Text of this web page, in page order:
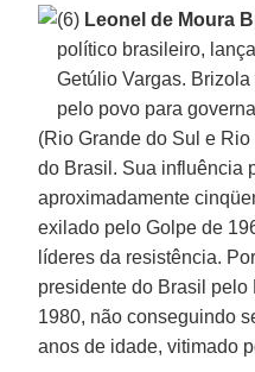
(6) Leonel de Moura
político brasileiro,
Getúlio Vargas.
pelo povo para
(Rio Grande do Sul e
do Brasil. Sua influência
aproximadamente
exilado pelo Golpe de
líderes da resistência.
presidente do Brasil pelo
1980, não conseguindo
anos de idade, vitimado